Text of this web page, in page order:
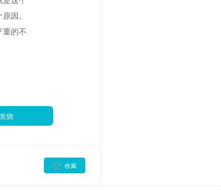
因。
的不
烧